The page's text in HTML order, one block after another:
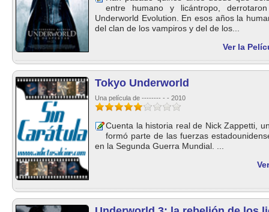
entre humano y licántropo,
Underworld Evolution. En esos años la
del clan de los vampiros y del de los...
Ver la
Tokyo Underworld
Una película de -------- - - 2010
Cuenta la historia real de Nick Zappetti,
formó parte de las fuerzas
en la Segunda Guerra Mundial. ...